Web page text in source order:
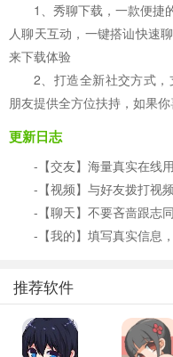
1、秀聊下载，一款便捷
人聊天互动，一键搭讪快速
来下载体验
2、打造全新社交方式
朋友提供全方位扶持，如果
更新日志
-【交友】海量真实在线
-【视频】与好友拨打视
-【聊天】不要吝啬跟志
-【我的】填写真实信息
推荐软件